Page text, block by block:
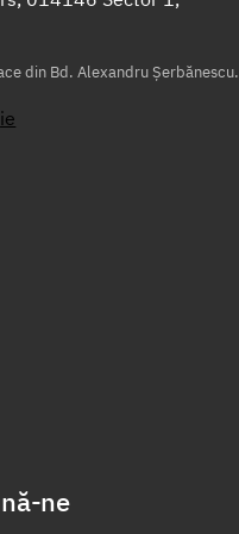
din Bd. Alexandru Șerbănescu.
ne